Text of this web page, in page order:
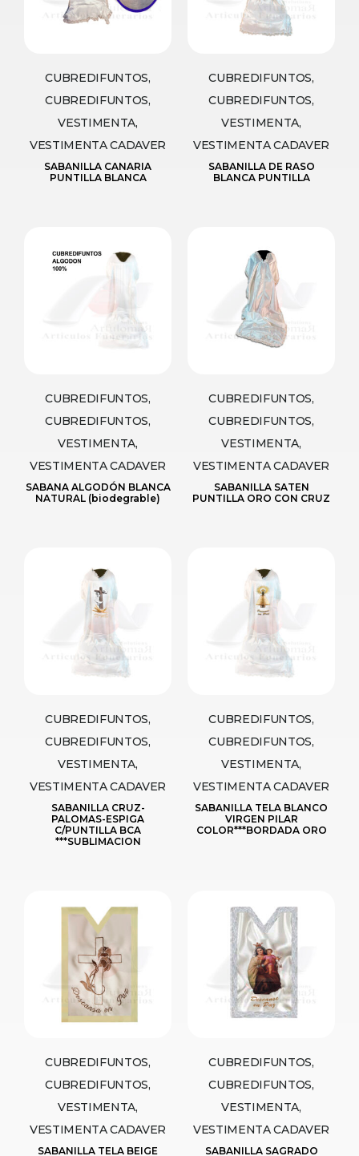
CUBREDIFUNTOS,
CUBREDIFUNTOS,
VESTIMENTA,
VESTIMENTA CADAVER
SABANILLA CANARIA
PUNTILLA BLANCA
CUBREDIFUNTOS,
CUBREDIFUNTOS,
VESTIMENTA,
VESTIMENTA CADAVER
SABANILLA DE RASO
BLANCA PUNTILLA
CUBREDIFUNTOS,
CUBREDIFUNTOS,
VESTIMENTA,
VESTIMENTA CADAVER
SABANA ALGODÓN BLANCA
NATURAL (biodegrable)
CUBREDIFUNTOS,
CUBREDIFUNTOS,
VESTIMENTA,
VESTIMENTA CADAVER
SABANILLA SATEN
PUNTILLA ORO CON CRUZ
CUBREDIFUNTOS,
CUBREDIFUNTOS,
VESTIMENTA,
VESTIMENTA CADAVER
SABANILLA CRUZ-
PALOMAS-ESPIGA
C/PUNTILLA BCA
***SUBLIMACION
CUBREDIFUNTOS,
CUBREDIFUNTOS,
VESTIMENTA,
VESTIMENTA CADAVER
SABANILLA TELA BLANCO
VIRGEN PILAR
COLOR***BORDADA ORO
CUBREDIFUNTOS,
CUBREDIFUNTOS,
VESTIMENTA,
VESTIMENTA CADAVER
SABANILLA TELA BEIGE
CUBREDIFUNTOS,
CUBREDIFUNTOS,
VESTIMENTA,
VESTIMENTA CADAVER
SABANILLA SAGRADO